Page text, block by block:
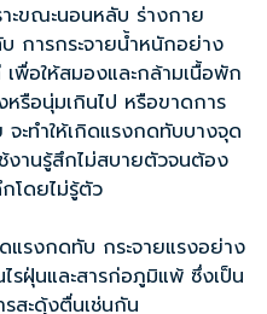
าะขณะนอนหลับ ร่างกาย
การกระจายน้ำหนักอย่าง
เพื่อให้สมองและกล้ามเนื้อพัก
รือนุ่มเกินไป หรือขาดการ
ะทำให้เกิดแรงกดทับบางจุด
งานรู้สึกไม่สบายตัวจนต้อง
โดยไม่รู้ตัว
รงกดทับ กระจายแรงอย่าง
รฝุ่นและสารก่อภูมิแพ้ ซึ่งเป็น
สะดุ้งตื่นเช่นกัน